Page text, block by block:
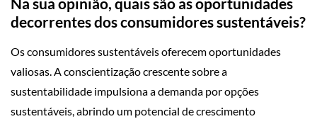
decorrentes dos consumidores sustentáveis?
Os consumidores sustentáveis oferecem oportunidades
valiosas. A conscientização crescente sobre a
sustentabilidade impulsiona a demanda por opções
sustentáveis, abrindo um potencial de crescimento